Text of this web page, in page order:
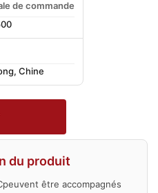
de commande
Chine
du produit
être accompagnés